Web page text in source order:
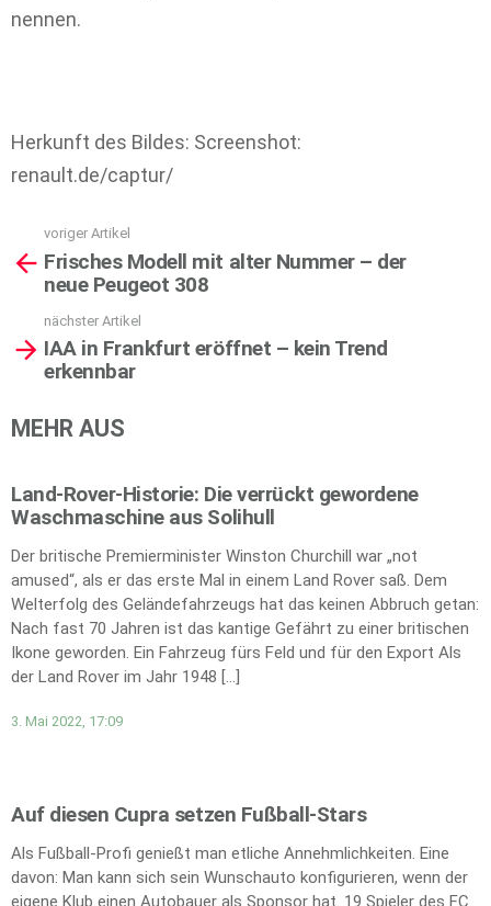
nennen.
Herkunft des Bildes: Screenshot:
renault.de/captur/
more
voriger Artikel
Frisches Modell mit alter Nummer – der
neue Peugeot 308
nächster Artikel
IAA in Frankfurt eröffnet – kein Trend
erkennbar
MEHR AUS
Land-Rover-Historie: Die verrückt gewordene
Waschmaschine aus Solihull
Der britische Premierminister Winston Churchill war „not
amused“, als er das erste Mal in einem Land Rover saß. Dem
Welterfolg des Geländefahrzeugs hat das keinen Abbruch getan:
Nach fast 70 Jahren ist das kantige Gefährt zu einer britischen
Ikone geworden. Ein Fahrzeug fürs Feld und für den Export Als
der Land Rover im Jahr 1948 […]
3. Mai 2022, 17:09
Auf diesen Cupra setzen Fußball-Stars
Als Fußball-Profi genießt man etliche Annehmlichkeiten. Eine
davon: Man kann sich sein Wunschauto konfigurieren, wenn der